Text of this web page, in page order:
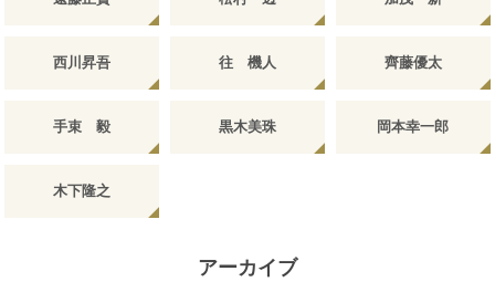
西川昇吾 往 機人 齊藤優太
手束 毅 黒木美珠 岡本幸一郎
木下隆之
アーカイブ